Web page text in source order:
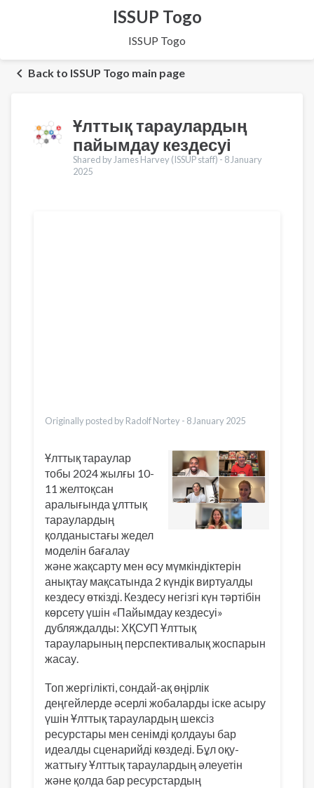
ISSUP Togo
ISSUP Togo
Back to ISSUP Togo main page
Ұлттық тараулардың
пайымдау кездесуі
Shared by James Harvey (ISSUP staff) - 8 January
2025
Originally posted by Radolf Nortey - 8 January 2025
Ұлттық тараулар
тобы 2024 жылғы 10-
11 желтоқсан
аралығында ұлттық
тараулардың
қолданыстағы жедел
моделін бағалау
және жақсарту мен өсу мүмкіндіктерін
анықтау мақсатында 2 күндік виртуалды
кездесу өткізді. Кездесу негізгі күн тәртібін
көрсету үшін «Пайымдау кездесуі»
дубляждалды: ХҚСУП Ұлттық
тарауларының перспективалық жоспарын
жасау.
Топ жергілікті, сондай-ақ өңірлік
деңгейлерде әсерлі жобаларды іске асыру
үшін Ұлттық тараулардың шексіз
ресурстары мен сенімді қолдауы бар
идеалды сценарийді көздеді. Бұл оқу-
жаттығу Ұлттық тараулардың әлеуетін
және қолда бар ресурстардың